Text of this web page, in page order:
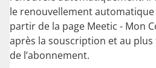
le renouvellement
partir de la page Meetic - Mon
après la souscription et au
de l’abonnement.